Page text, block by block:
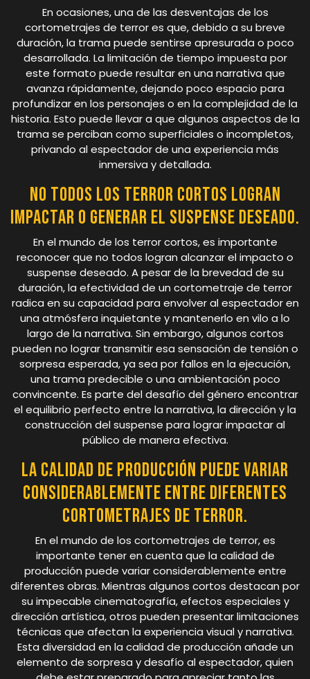
En ocasiones, una de las desventajas de los
cortometrajes de terror es que, debido a su breve
duración, la trama puede sentirse apresurada o poco
desarrollada. La limitación de tiempo impuesta por
este formato puede resultar en una narrativa que
avanza rápidamente, dejando poco espacio para
profundizar en los personajes o en la complejidad de la
historia. Esto puede llevar a que algunos aspectos de la
trama se perciban como superficiales o incompletos,
privando al espectador de una experiencia más
inmersiva y detallada.
No todos los terror cortos logran
impactar o generar el suspense deseado.
En el mundo de los terror cortos, es importante
reconocer que no todos logran alcanzar el impacto o
suspense deseado. A pesar de la brevedad de su
duración, la efectividad de un cortometraje de terror
radica en su capacidad para envolver al espectador en
una atmósfera inquietante y mantenerlo en vilo a lo
largo de la narrativa. Sin embargo, algunos cortos
pueden no lograr transmitir esa sensación de tensión o
sorpresa esperada, ya sea por fallos en la ejecución,
una trama predecible o una ambientación poco
convincente. Es parte del desafío del género encontrar
el equilibrio perfecto entre la narrativa, la dirección y la
construcción del suspense para lograr impactar al
público de manera efectiva.
La calidad de producción puede variar
considerablemente entre diferentes
cortometrajes de terror.
En el mundo de los cortometrajes de terror, es
importante tener en cuenta que la calidad de
producción puede variar considerablemente entre
diferentes obras. Mientras algunos cortos destacan por
su impecable cinematografía, efectos especiales y
dirección artística, otros pueden presentar limitaciones
técnicas que afectan la experiencia visual y narrativa.
Esta diversidad en la calidad de producción añade un
elemento de sorpresa y desafío al espectador, quien